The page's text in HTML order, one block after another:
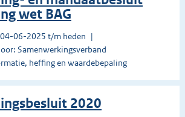
wet BAG
06-2025 t/m heden
Samenwerkingsverband
heffing en waardebepaling
2020